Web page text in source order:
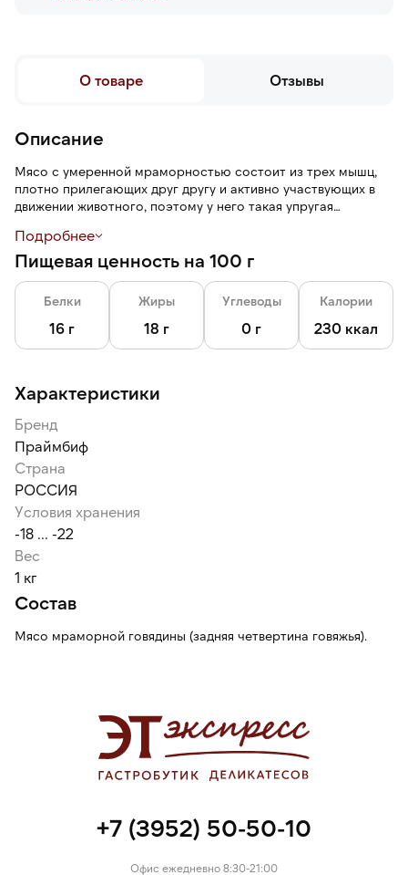
О товаре Отзывы
Описание
Мясо с умеренной мраморностью состоит из трех мышц,
плотно прилегающих друг другу и активно участвующих в
движении животного, поэтому у него такая упругая
стейки»: шницель, отбивные, воздушный тартар, азу,
ароматный гуляш и стрипсы для вока. Плотная структура
легко поддается длительным способам приготовления.
Боковую часть также можно пожарить на гриле или
сковороде: волокна удерживают влагу и впитывают соусы,
приобретая необычные вкусовые оттенки.
стейки на целую компанию, большое торжество.
Подробнее
Пищевая ценность на 100 г
Белки
16 г
Жиры
18 г
Углеводы
0 г
Калории
230 ккал
Характеристики
Бренд
Праймбиф
Страна
РОССИЯ
Условия хранения
-18 ... -22
Вес
1 кг
Состав
Мясо мраморной говядины (задняя четвертина говяжья).
+7 (3952) 50-50-10
Офис ежедневно 8:30-21:00